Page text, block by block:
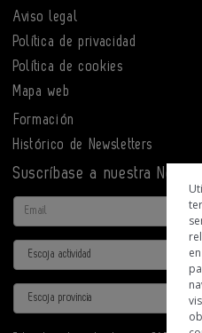
Aviso legal
Política de privacidad
Política de cookies
Mapa web
Formación
Histórico de Newsletters
Suscríbase a nuestra
Email
Actividad
Provincia